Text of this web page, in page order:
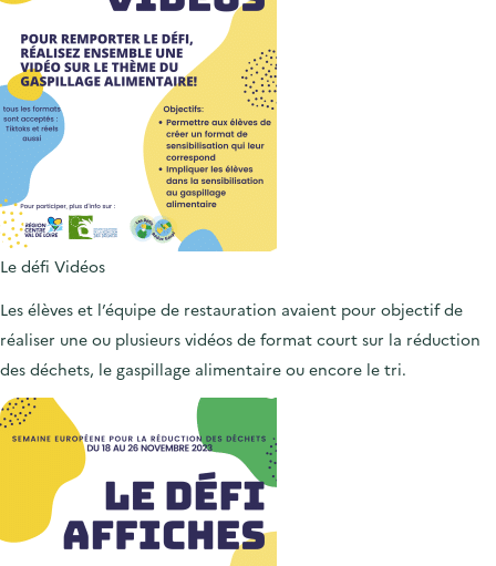
Le défi Vidéos
Les élèves et l’équipe de restauration avaient pour objectif de
réaliser une ou plusieurs vidéos de format court sur la réduction
des déchets, le gaspillage alimentaire ou encore le tri.